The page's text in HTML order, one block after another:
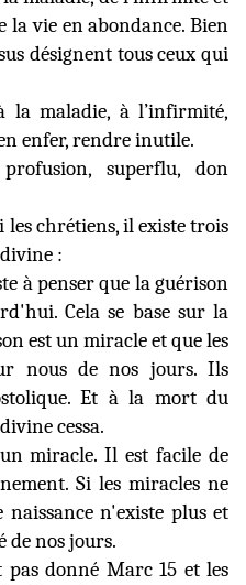
la vie en abondance. Bien
désignent tous ceux qui
maladie, à l’infirmité,
enfer, rendre inutile.
superflu, don
les chrétiens, il existe trois
:
à penser que la guérison
Cela se base sur la
est un miracle et que les
nous de nos jours. Ils
Et à la mort du
cessa.
miracle. Il est facile de
Si les miracles ne
n'existe plus et
de nos jours.
donné Marc 15 et les